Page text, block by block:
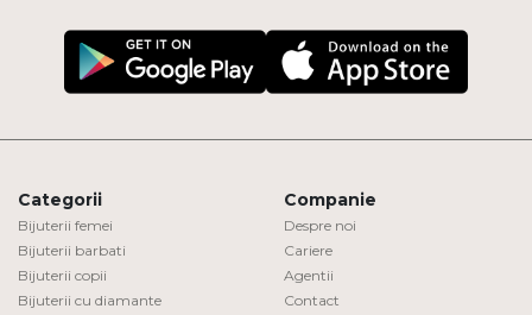
Categorii
Bijuterii femei
Bijuterii barbati
Bijuterii copii
Bijuterii cu diamante
Companie
Despre noi
Cariere
Agentii
Contact